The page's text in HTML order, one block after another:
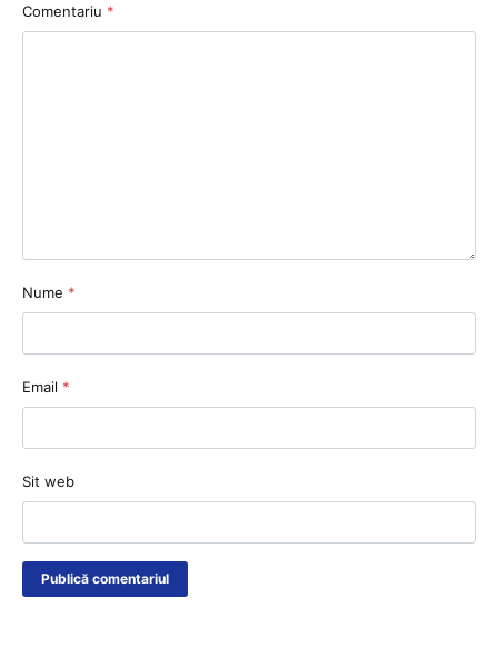
Comentariu *
Nume *
Email *
Sit web